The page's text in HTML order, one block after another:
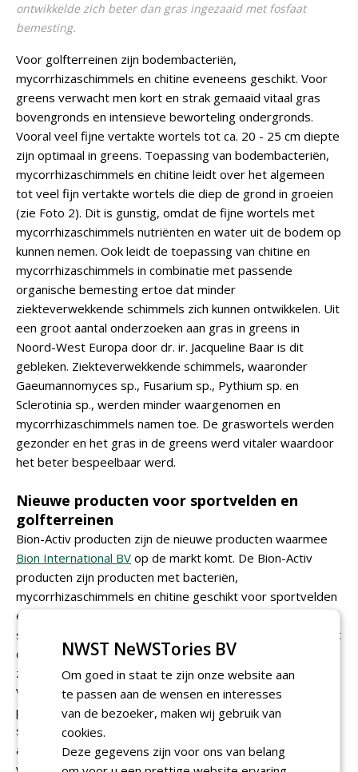
ontwikkelde zich beter dan gras ingezaaid met fosfaat
bemesting.
Voor golfterreinen zijn bodembacteriën,
mycorrhizaschimmels en chitine eveneens geschikt. Voor
greens verwacht men kort en strak gemaaid vitaal gras
bovengronds en intensieve beworteling ondergronds.
Vooral veel fijne vertakte wortels tot ca. 20 - 25 cm diepte
zijn optimaal in greens. Toepassing van bodembacteriën,
mycorrhizaschimmels en chitine leidt over het algemeen
tot veel fijn vertakte wortels die diep de grond in groeien
(zie Foto 2). Dit is gunstig, omdat de fijne wortels met
mycorrhizaschimmels nutriënten en water uit de bodem op
kunnen nemen. Ook leidt de toepassing van chitine en
mycorrhizaschimmels in combinatie met passende
organische bemesting ertoe dat minder
ziekteverwekkende schimmels zich kunnen ontwikkelen. Uit
een groot aantal onderzoeken aan gras in greens in
Noord-West Europa door dr. ir. Jacqueline Baar is dit
gebleken. Ziekteverwekkende schimmels, waaronder
Gaeumannomyces sp., Fusarium sp., Pythium sp. en
Sclerotinia sp., werden minder waargenomen en
mycorrhizaschimmels namen toe. De graswortels werden
gezonder en het gras in de greens werd vitaler waardoor
het beter bespeelbaar werd.
Nieuwe producten voor sportvelden en
golfterreinen
Bion-Activ producten zijn de nieuwe producten waarmee
Bion International BV op de markt komt. De Bion-Activ
producten zijn producten met bacteriën,
mycorrhizaschimmels en chitine geschikt voor sportvelden
en golfterreinen. Deze producten hebben een unieke
samenstelling. Bion International werkt dan ook samen met
dr. ir. Jacqueline Baar, expert in bodemleven. Zij draagt
zorg voor goede kwaliteit van de Bion-Activ producten.
Voorafgaand aan de toepassing van de Bion-Activ
producten kan Baar onderzoek doen aan de bodem van
sportvelden en golfterreinen. Op basis van de
analyseresultaten kan zij een advies voor duurzame
verbetering van bodem of substraat opstellen en
NWST NeWSTories BV
Om goed in staat te zijn onze website aan
te passen aan de wensen en interesses
van de bezoeker, maken wij gebruik van
cookies.
Deze gegevens zijn voor ons van belang